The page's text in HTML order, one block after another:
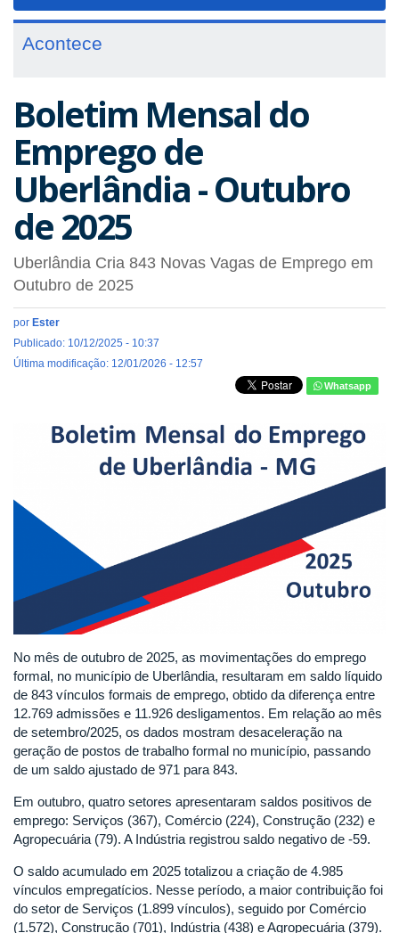
Acontece
Boletim Mensal do
Emprego de
Uberlândia - Outubro
de 2025
Uberlândia Cria 843 Novas Vagas de Emprego em
Outubro de 2025
por Ester
Publicado: 10/12/2025 - 10:37
Última modificação: 12/01/2026 - 12:57
Whatsapp
No mês de outubro de 2025, as movimentações do emprego
formal, no município de Uberlândia, resultaram em saldo líquido
de 843 vínculos formais de emprego, obtido da diferença entre
12.769 admissões e 11.926 desligamentos. Em relação ao mês
de setembro/2025, os dados mostram desaceleração na
geração de postos de trabalho formal no município, passando
de um saldo ajustado de 971 para 843.
Em outubro, quatro setores apresentaram saldos positivos de
emprego: Serviços (367), Comércio (224), Construção (232) e
Agropecuária (79). A Indústria registrou saldo negativo de -59.
O saldo acumulado em 2025 totalizou a criação de 4.985
vínculos empregatícios. Nesse período, a maior contribuição foi
do setor de Serviços (1.899 vínculos), seguido por Comércio
(1.572), Construção (701), Indústria (438) e Agropecuária (379).